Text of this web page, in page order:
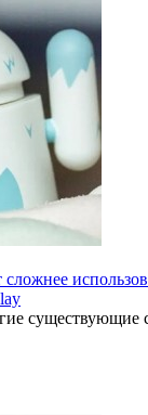
существующие